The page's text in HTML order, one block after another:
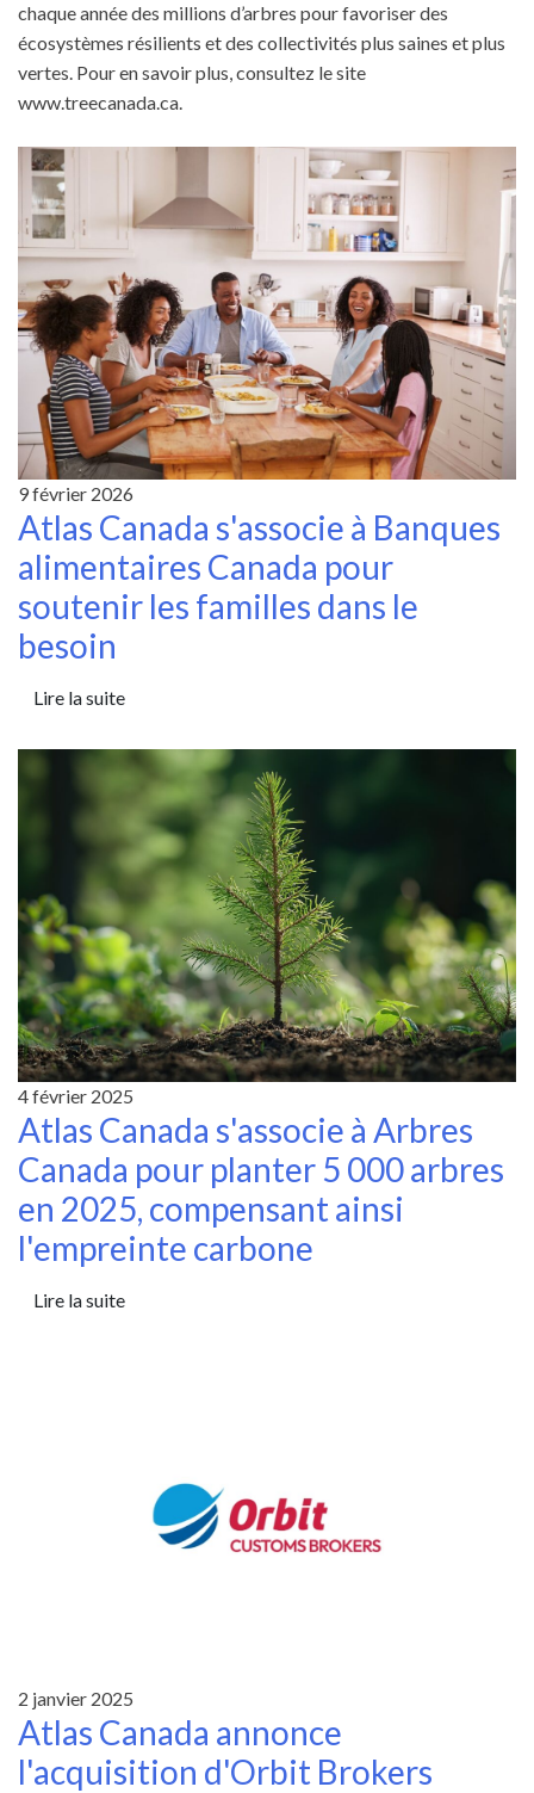
chaque année des millions d’arbres pour favoriser des
écosystèmes résilients et des collectivités plus saines et plus
vertes. Pour en savoir plus, consultez le site
www.treecanada.ca.
9 février 2026
Atlas Canada s'associe à Banques
alimentaires Canada pour
soutenir les familles dans le
besoin
Lire la suite
4 février 2025
Atlas Canada s'associe à Arbres
Canada pour planter 5 000 arbres
en 2025, compensant ainsi
l'empreinte carbone
Lire la suite
2 janvier 2025
Atlas Canada annonce
l'acquisition d'Orbit Brokers